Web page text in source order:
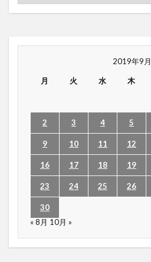
2019年9月
月 火 水 木
2 3 4 5
9 10 11 12
16 17 18 19
23 24 25 26
30
« 8月 10月 »